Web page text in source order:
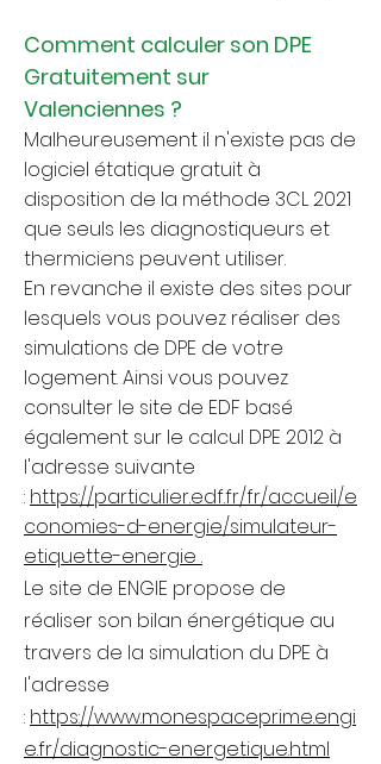
Comment calculer son DPE
Gratuitement sur
Valenciennes ?
Malheureusement il n'existe pas de
logiciel étatique gratuit à
disposition de la méthode 3CL 2021
que seuls les diagnostiqueurs et
thermiciens peuvent utiliser.
En revanche il existe des sites pour
lesquels vous pouvez réaliser des
simulations de DPE de votre
logement. Ainsi vous pouvez
consulter le site de EDF basé
également sur le calcul DPE 2012 à
l'adresse suivante
: https://particulier.edf.fr/fr/accueil/e
conomies-d-energie/simulateur-
etiquette-energie .
Le site de ENGIE propose de
réaliser son bilan énergétique au
travers de la simulation du DPE à
l'adresse
: https://www.monespaceprime.engi
e.fr/diagnostic-energetique.html